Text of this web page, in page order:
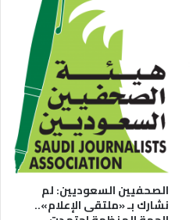
الصحفيين السعوديين: لم
نشارك بـ «ملتقى الإعلام»..